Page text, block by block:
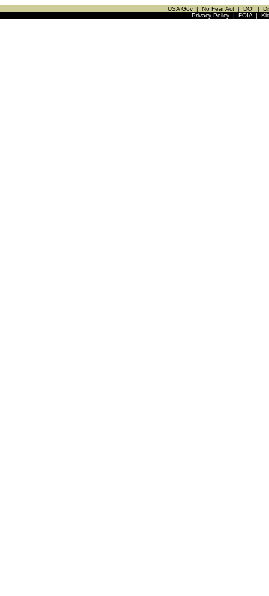
USA Gov | No Fear Act | DOI |
Privacy Policy| FOIA|